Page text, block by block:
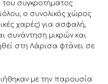
του συγκροτήματος
ο συνολικός χώρος
χαρές) για ασφαλή,
συνάντηση μικρών και
στη Λάρισα φτάνει σε
με την παρουσία